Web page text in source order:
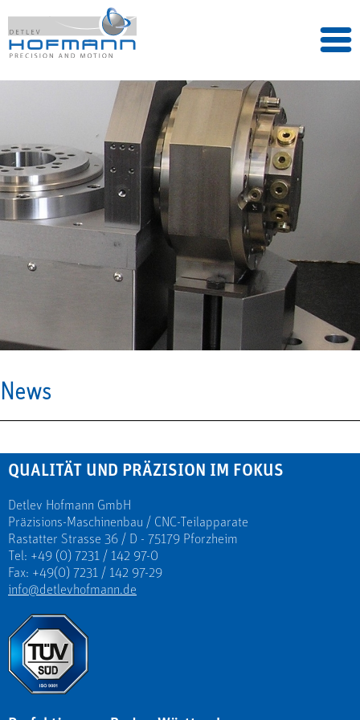
News
QUALITÄT UND PRÄZISION IM FOKUS
Detlev Hofmann GmbH
Präzisions-Maschinenbau / CNC-Teilapparate
Rastatter Strasse 36 / D - 75179 Pforzheim
Tel: +49 (0) 7231 / 142 97-0
Fax: +49(0) 7231 / 142 97-29
info@detlevhofmann.de